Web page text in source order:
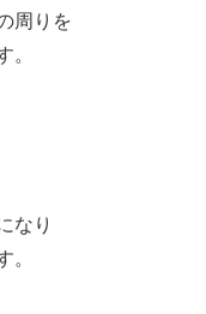
周りを
。
なり
。